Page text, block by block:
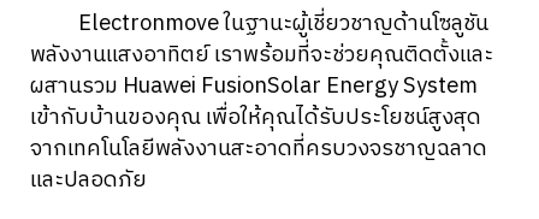
Electronmove ในฐานะผู้เชี่ยวชาญด้านโซลูชัน
พลังงานแสงอาทิตย์ เราพร้อมที่จะช่วยคุณติดตั้งและ
ผสานรวม Huawei FusionSolar Energy System
เข้ากับบ้านของคุณ เพื่อให้คุณได้รับประโยชน์สูงสุด
จากเทคโนโลยีพลังงานสะอาดที่ครบวงจรชาญฉลาด
และปลอดภัย